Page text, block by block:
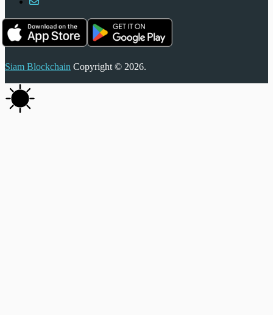
Siam Blockchain Copyright © 2026.